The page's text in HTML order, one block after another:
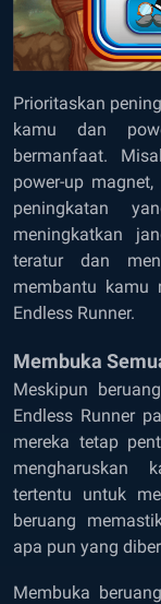
Prioritaskan
kamu dan
bermanfaat.
power-up
peningkatan
meningkatkan
teratur dan
membantu kamu
Endless Runner.
Membuka
Meskipun
Endless Runner
mereka tetap
mengharuskan
tertentu untuk
beruang
apa pun yang
Membuka